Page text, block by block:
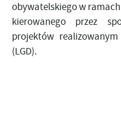
obywatelskiego w
kierowanego przez
projektów
(LGD).